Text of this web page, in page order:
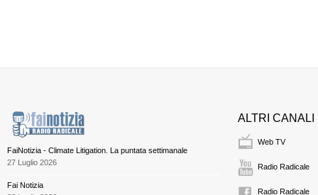
FaiNotizia - Climate Litigation. La puntata settimanale
27 Luglio 2026
Fai Notizia
ALTRI CANALI
Web TV
Radio Radicale
Radio Radicale